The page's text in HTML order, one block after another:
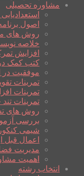
مشاوره تحصیلی
اصول
روش های
خلاصه
افزایش
کتب کمک
موفقیت در
تمرینات
تمرینات
تمرینات
روش های
بررسی
شیمی
اعمال قبل
مدیریت
اهمیت
انتخاب رشته